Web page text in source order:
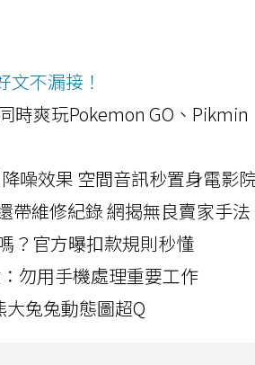
不漏接！
時爽玩Pokemon GO、Pikmin
噪效果 空間音訊秒置身電影
帶維修紀錄 網揭無良賣家手法
？官方曝扣款規則秒懂
勿用手機處理重要工作
兔兔動態圖超Q